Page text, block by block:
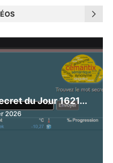
du Jour 1621...
2026